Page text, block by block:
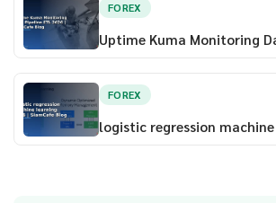
FOREX
Uptime Kuma Monitoring
FOREX
logistic regression